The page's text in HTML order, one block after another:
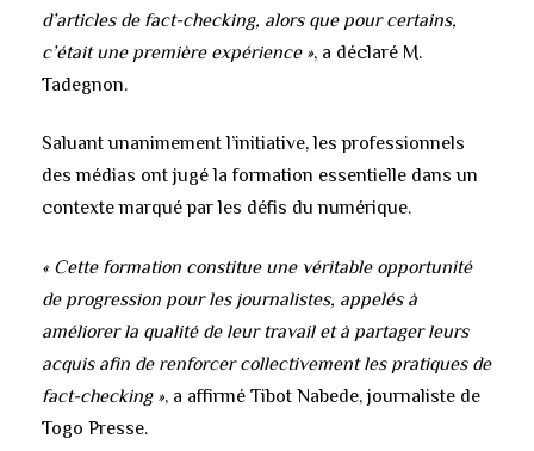
d’articles de fact-checking, alors que pour certains,
c’était une première expérience », a déclaré M.
Tadegnon.
Saluant unanimement l’initiative, les professionnels
des médias ont jugé la formation essentielle dans un
contexte marqué par les défis du numérique.
« Cette formation constitue une véritable opportunité
de progression pour les journalistes, appelés à
améliorer la qualité de leur travail et à partager leurs
acquis afin de renforcer collectivement les pratiques de
fact-checking », a affirmé Tibot Nabede, journaliste de
Togo Presse.